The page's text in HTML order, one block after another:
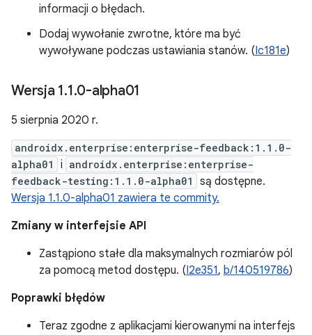
informacji o błędach.
Dodaj wywołanie zwrotne, które ma być
wywoływane podczas ustawiania stanów. (Ic181e)
Wersja 1.1.0-alpha01
5 sierpnia 2020 r.
androidx.enterprise:enterprise-feedback:1.1.0-
alpha01
i androidx.enterprise:enterprise-
feedback-testing:1.1.0-alpha01
są dostępne.
Wersja 1.1.0-alpha01 zawiera te commity.
Zmiany w interfejsie API
Zastąpiono stałe dla maksymalnych rozmiarów pól
za pomocą metod dostępu. (I2e351, b/140519786)
Poprawki błędów
Teraz zgodne z aplikacjami kierowanymi na interfejs